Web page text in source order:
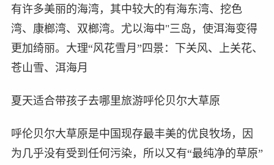
有许多美丽的海湾，其中较大的有海东湾、挖色
湾、康榔湾、双榔湾。尤以海中"三岛，使洱海变得
更加绮丽。大理“风花雪月”四景：下关风、上关花、
苍山雪、洱海月
夏天适合带孩子去哪里旅游呼伦贝尔大草原
呼伦贝尔大草原是中国现存最丰美的优良牧场，因
为几乎没有受到任何污染，所以又有“最纯净的草原”